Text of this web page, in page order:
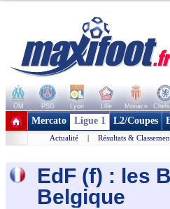
OM PSG Lyon Lille Monaco
+ de clubs
Mercato Ligue 1 L2/Coupes
Actualité | Résultats &
EdF (f) : les
Belgique